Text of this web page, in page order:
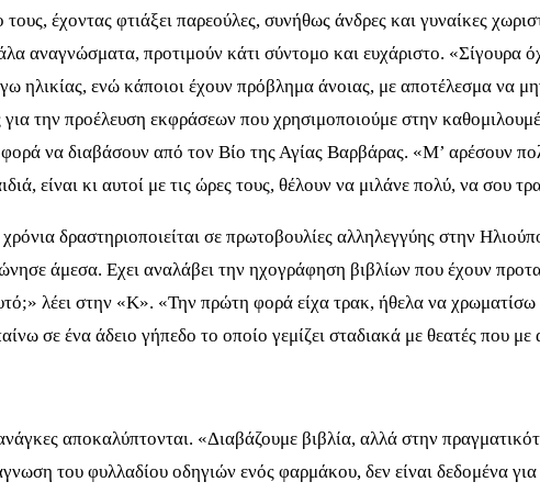
έχοντας φτιάξει παρεούλες, συνήθως άνδρες και γυναίκες
αναγνώσματα, προτιμούν κάτι σύντομο και ευχάριστο. «Σίγουρα
ηλικίας, ενώ κάποιοι έχουν πρόβλημα άνοιας, με αποτέλεσμα να
την προέλευση εκφράσεων που χρησιμοποιούμε στην
να διαβάσουν από τον Βίο της Αγίας Βαρβάρας. «Μ’ αρέσουν
είναι κι αυτοί με τις ώρες τους, θέλουν να μιλάνε πολύ, να σου
δραστηριοποιείται σε πρωτοβουλίες αλληλεγγύης στην
άμεσα. Εχει αναλάβει την ηχογράφηση βιβλίων που έχουν
λέει στην «Κ». «Την πρώτη φορά είχα τρακ, ήθελα να
σε ένα άδειο γήπεδο το οποίο γεμίζει σταδιακά με θεατές που
αποκαλύπτονται. «Διαβάζουμε βιβλία, αλλά στην
του φυλλαδίου οδηγιών ενός φαρμάκου, δεν είναι δεδομένα